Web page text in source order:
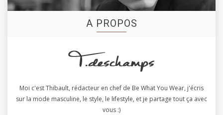
A PROPOS
Moi c'est Thibault, rédacteur en chef de Be What You Wear, j'écris
sur la mode masculine, le style, le lifestyle, et je partage tout ça avec
vous :)